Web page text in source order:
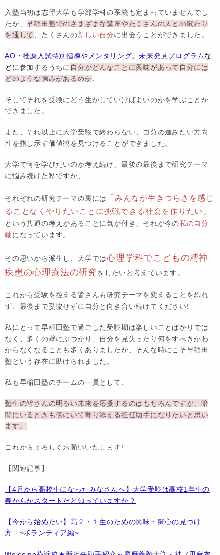
入塾当初は志望大学も学部学科の系統も定まっていませんでし
たが、早稲田塾でのさまざまな講座やたくさんの人との関わり
を通して
、たくさんの新しい自分に出会うことができました。
AO・推薦入試特別指導やメンタリング、未来発見プログラムな
どに参加するうちに 自分がどんなことに興味があって自分には
どのような強みがあるのか
そしてそれを受験にどう生かしていけばよいのかを学ぶことが
できました。
また、それ以上に大学受験で終わらない、自分の進みたい方向
性を指し示す価値観を見つけることができました。
大学で何を学びたいのか考え続け、最後の最後まで研究テーマ
に悩み続けた私ですが、
それぞれの研究テーマの裏には
「みんなが生きづらさを感じ
ることなくやりたいことに挑戦できる社会を作りたい」
という共通の考えがあることに気が付き、それが今の私の自分
軸になっています。
その思いから派生し、大学では心理学科でこどもの精神
疾患の心理療法の研究をしたいと考えています。
これから受験を控える皆さんも研究テーマを変えることを恐れ
ず、最後まで妥協せずに自分と向き合い続けてください!
私にとって早稲田塾で過ごした受験期は楽しいことばかりでは
なく、多くの壁にぶつかり、自分を見失ったり何をすべきかわ
からなくなることも多くありましたが、そんな時にこそ早稲田
塾という存在に助けられました。
私も早稲田塾のチームの一員として、
塾生の皆さんの明るい未来を応援するのはもちろんですが、暗
闇にいるときも傍にいて寄り添える担任助手になりたいと思い
ます。
これからよろしくお願いいたします!
【関連記事】
【4月から高校生になったみなさんへ】大学受験は高校1年生の
春からがスタートだと知っていますか？
【今から始めたい】高２・１生のための興味・関心の見つけ
方 ~ボランティア編~